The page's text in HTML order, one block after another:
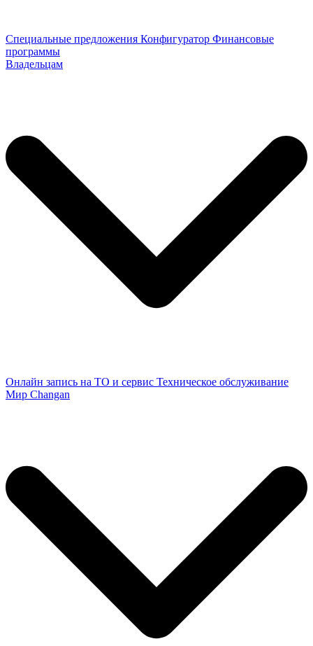
Специальные предложения Конфигуратор Финансовые
программы
Владельцам
Онлайн запись на ТО и сервис Техническое обслуживание
Мир Changan